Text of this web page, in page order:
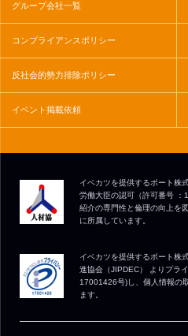
グループ会社一覧
コンプライアンスポリシー
反社会的勢力排除ポリシー
イベント掲載依頼